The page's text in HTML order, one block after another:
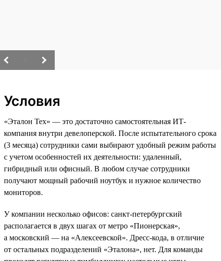
Условия
«Эталон Тех» — это достаточно самостоятельная ИТ-
компания внутри девелоперской. После испытательного срока
(3 месяца) сотрудники сами выбирают удобный режим работы
с учетом особенностей их деятельности: удаленный,
гибридный или офисный. В любом случае сотрудники
получают мощный рабочий ноутбук и нужное количество
мониторов.
У компании несколько офисов: санкт-петербургский
располагается в двух шагах от метро «Пионерская»,
а московский — на «Алексеевской». Дресс-кода, в отличие
от остальных подразделений «Эталона», нет. Для команды